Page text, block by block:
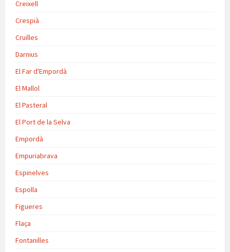
Creixell
Crespià
Cruïlles
Darnius
El Far d'Empordà
El Mallol
El Pasteral
El Port de la Selva
Empordà
Empuriabrava
Espinelves
Espolla
Figueres
Flaça
Fontanilles